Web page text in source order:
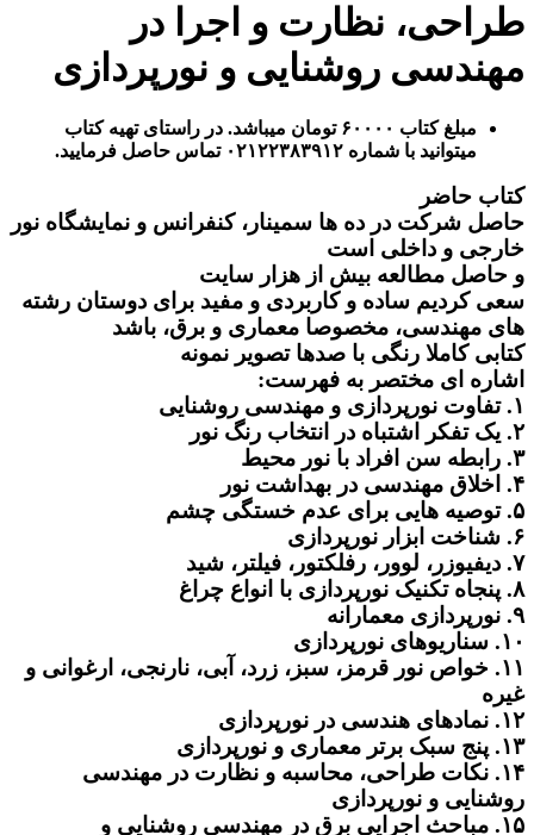
طراحی، نظارت و اجرا در
مهندسی روشنایی و نورپردازی
مبلغ کتاب ۶۰۰۰۰ تومان میباشد. در راستای تهیه کتاب
میتوانید با شماره ۰۲۱۲۲۳۸۳۹۱۲ تماس حاصل فرمایید.
کتاب حاضر
حاصل شرکت در ده ها سمینار، کنفرانس و نمایشگاه نور
خارجی و داخلی است
و حاصل مطالعه بیش از هزار سایت
سعی کردیم ساده و کاربردی و مفید برای دوستان رشته
های مهندسی، مخصوصا معماری و برق، باشد
کتابی کاملا رنگی با صدها تصویر نمونه
اشاره ای مختصر به فهرست:
۱. تفاوت نورپردازی و مهندسی روشنایی
۲. یک تفکر اشتباه در انتخاب رنگ نور
۳. رابطه سن افراد با نور محیط
۴. اخلاق مهندسی در بهداشت نور
۵. توصیه هایی برای عدم خستگی چشم
۶. شناخت ابزار نورپردازی
۷. دیفیوزر، لوور، رفلکتور، فیلتر، شید
۸. پنجاه تکنیک نورپردازی با انواع چراغ
۹. نورپردازی معمارانه
۱۰. سناریوهای نورپردازی
۱۱. خواص نور قرمز، سبز، زرد، آبی، نارنجی، ارغوانی و
غیره
۱۲. نمادهای هندسی در نورپردازی
۱۳. پنج سبک برتر معماری و نورپردازی
۱۴. نکات طراحی، محاسبه و نظارت در مهندسی
روشنایی و نورپردازی
۱۵. مباحث اجرایی برق در مهندسی روشنایی و